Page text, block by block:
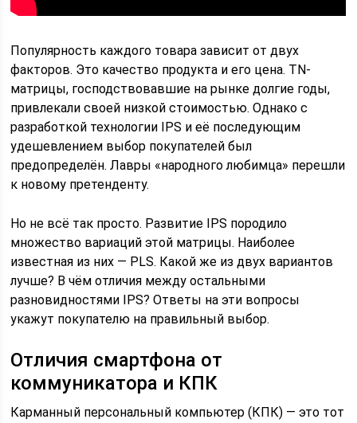
Популярность каждого товара зависит от двух
факторов. Это качество продукта и его цена. TN-
матрицы, господствовавшие на рынке долгие годы,
привлекали своей низкой стоимостью. Однако с
разработкой технологии IPS и её последующим
удешевлением выбор покупателей был
предопределён. Лавры «народного любимца» перешли
к новому претенденту.
Но не всё так просто. Развитие IPS породило
множество вариаций этой матрицы. Наиболее
известная из них — PLS. Какой же из двух вариантов
лучше? В чём отличия между остальными
разновидностями IPS? Ответы на эти вопросы
укажут покупателю на правильный выбор.
Отличия смартфона от
коммуникатора и КПК
Карманный персональный компьютер (КПК) — это тот